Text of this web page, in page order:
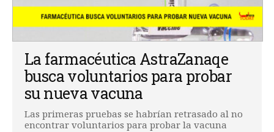
La farmacéutica AstraZanaqe
busca voluntarios para probar
su nueva vacuna
Las primeras pruebas se habrían retrasado al no
encontrar voluntarios para probar la vacuna